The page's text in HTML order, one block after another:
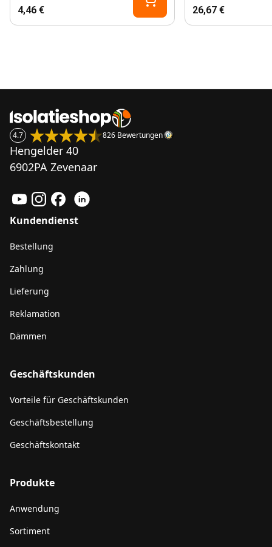
4,46 € 26,67 €
4.7 826 Bewertungen
Hengelder 40
6902PA Zevenaar
Kundendienst
Bestellung
Zahlung
Lieferung
Reklamation
Dämmen
Geschäftskunden
Vorteile für Geschäftskunden
Geschäftsbestellung
Geschäftskontakt
Produkte
Anwendung
Sortiment